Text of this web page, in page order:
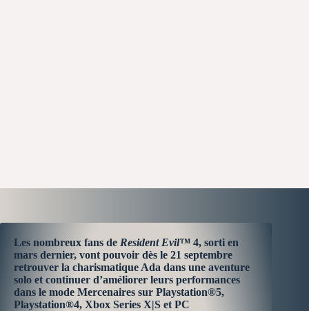
Les nombreux fans de Resident Evil™ 4, sorti en
mars dernier, vont pouvoir dès le 21 septembre
retrouver la charismatique Ada dans une aventure
solo et continuer d’améliorer leurs performances
dans le mode Mercenaires sur Playstation®5,
Playstation®4, Xbox Series X|S et PC